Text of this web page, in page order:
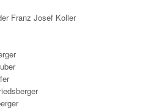
Franz Josef Koller